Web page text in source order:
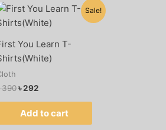
Sale!
You Learn T-
390
Original
was:
৳292
Current
is:
Add to cart